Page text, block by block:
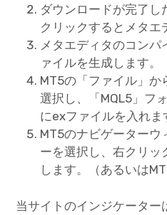
ダウンロードが完了
クリックするとメタエ
メタエディタのコンパ
ァイルを生成します。
MT5の「ファイル」か
選択し、「MQL5」フ
にexファイルを入れま
MT5のナビゲーターウ
ーを選択し、右クリッ
します。（あるいは
当サイトのインジケーター